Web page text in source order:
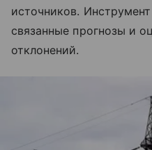
источников.
связанные прогнозы и
отклонений.